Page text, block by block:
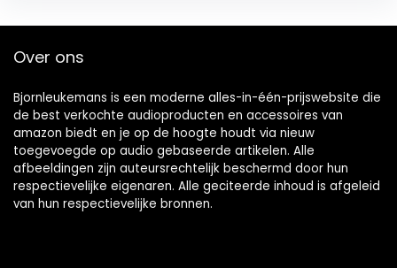
Over ons
Bjornleukemans is een moderne alles-in-één-prijswebsite die
de best verkochte audioproducten en accessoires van
amazon biedt en je op de hoogte houdt via nieuw
toegevoegde op audio gebaseerde artikelen. Alle
afbeeldingen zijn auteursrechtelijk beschermd door hun
respectievelijke eigenaren. Alle geciteerde inhoud is afgeleid
van hun respectievelijke bronnen.